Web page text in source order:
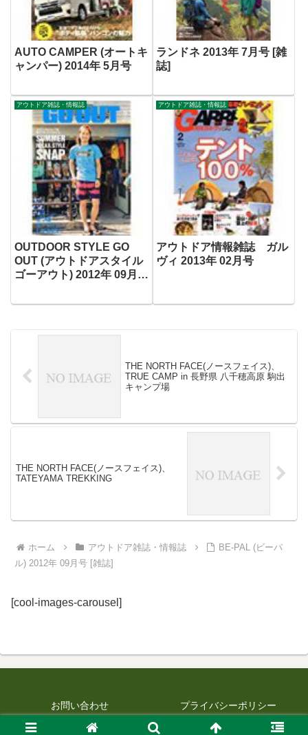
AUTO CAMPER (オートキ
ャンパー) 2014年 5月号
ランドネ 2013年 7月号 [雑
誌]
アウトドア雑誌・情報誌
OUTDOOR STYLE GO
OUT (アウトドアスタイル
ゴーアウト) 2012年 09月号
SUMMER RELAX
アウトドア雑誌・情報誌
アウトドア情報雑誌 ガル
ヴィ 2013年 02月号
THE NORTH FACE(ノースフェイス)、
TRUE CAMP in 長野県 八千穂高原 駒出
キャンプ場
THE NORTH FACE(ノースフェイス)、
TATEYAMA TREKKING
ホーム アウトドア雑誌・情報誌
BE-PAL (ビーパ
ル) 2012年 09月号 [雑誌]
[cool-images-carousel]
お問い合わせ プライバシーポリシー
© 2012 最新アウトドアニュース.